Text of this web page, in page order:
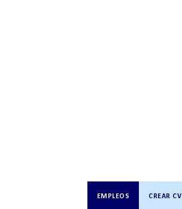
EMPLEOS CREAR CV